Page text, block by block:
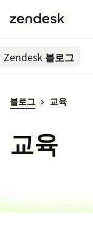
Zendesk 블로그
블로그 교육
교육